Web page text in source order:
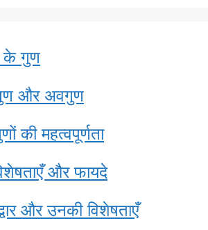
के गुण
और अवगुण
की महत्वपूर्णता
और फायदे
और उनकी विशेषताएँ